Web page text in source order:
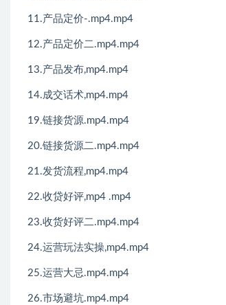
11.产品定价-.mp4.mp4
12.产品定价二.mp4.mp4
13.产品发布,mp4.mp4
14.成交话术,mp4.mp4
19.链接货源.mp4.mp4
20.链接货源二.mp4.mp4
21.发货流程,mp4.mp4
22.收贷好评,mp4 .mp4
23.收货好评二.mp4.mp4
24.运营玩法实操,mp4.mp4
25.运营大忌.mp4.mp4
26.市场避坑.mp4.mp4